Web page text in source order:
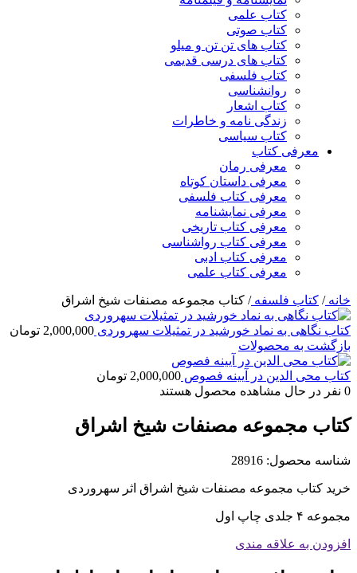
کتاب علمی
کتاب صوتی
کتاب های تن تن و میلو
کتاب های درسی قدیمی
کتاب فلسفی
روانشناسی
کتاب اشعار
زندگی نامه و خاطرات
کتاب سیاسی
معرفی کتاب
معرفی رمان
معرفی داستان کوتاه
معرفی کتاب فلسفی
معرفی نمایشنامه
معرفی کتاب تاریخی
معرفی کتاب رواشناسی
معرفی کتاب ادبی
معرفی کتاب علمی
خانه/ کتاب فلسفه/ کتاب مجموعه مصنفات شیخ اشراق
کتاب نگاهی به نماد خورشید در تمثیلات سهروردی 2,000,000 تومان
بازگشت به محصولات
کتاب محی الدین در آیینه فصوص 2,000,000 تومان
0 نفر در حال مشاهده محصول هستند
کتاب مجموعه مصنفات شیخ اشراق
شناسه محصول: 28916
خرید کتاب مجموعه مصنفات شیخ اشراق اثر سهروردی
مجموعه ۴ جلدی چاپ اول
افزودن به علاقه مندی